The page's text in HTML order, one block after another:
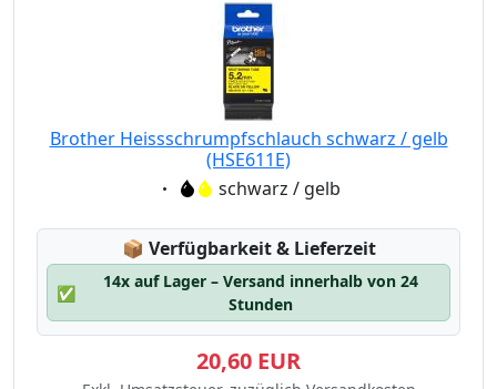
Brother Heissschrumpfschlauch schwarz / gelb
(HSE611E)
Eigenschaft:schwarz / gelb
📦 Lagerstatus:
Verfügbarkeit & Lieferzeit
✅
14x auf Lager – Versand innerhalb von 24
Stunden
20,60 EUR